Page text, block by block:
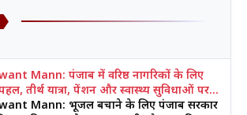
Mann: पंजाब में वरिष्ठ नागरिकों के लिए
तीर्थ यात्रा, पेंशन और स्वास्थ्य सुविधाओं पर
Mann: भूजल बचाने के लिए पंजाब सरकार